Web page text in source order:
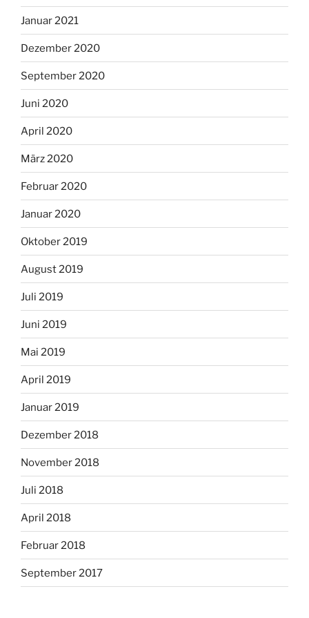
Januar 2021
Dezember 2020
September 2020
Juni 2020
April 2020
März 2020
Februar 2020
Januar 2020
Oktober 2019
August 2019
Juli 2019
Juni 2019
Mai 2019
April 2019
Januar 2019
Dezember 2018
November 2018
Juli 2018
April 2018
Februar 2018
September 2017